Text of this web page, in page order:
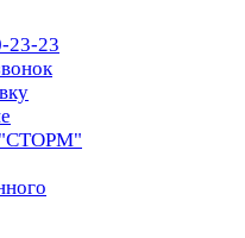
23-23